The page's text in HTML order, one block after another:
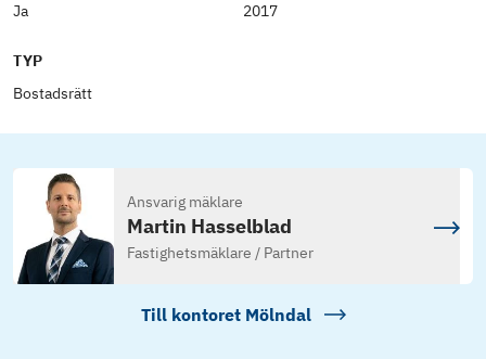
Ja
2017
TYP
Bostadsrätt
Ansvarig mäklare
Martin Hasselblad
Fastighetsmäklare / Partner
Till kontoret Mölndal